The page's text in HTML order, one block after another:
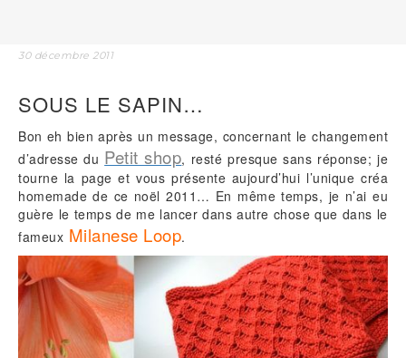
30 décembre 2011
SOUS LE SAPIN…
Bon eh bien après un message, concernant le changement
d’adresse du Petit shop, resté presque sans réponse; je
tourne la page et vous présente aujourd’hui l’unique créa
homemade de ce noël 2011… En même temps, je n’ai eu
guère le temps de me lancer dans autre chose que dans le
fameux Milanese Loop.